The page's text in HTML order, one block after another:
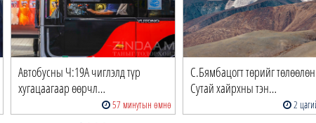
Автобусны Ч:19А чиглэлд түр
хугацаагаар өөрчл…
57 минутын өмнө
С.Бямбацогт төрийг төлөөлөн
Сутай хайрхны тэн…
2